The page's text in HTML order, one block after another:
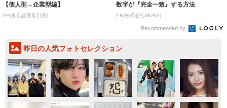
【個人型→企業型編】
PR(東京証券取引所)
数字が『完全一致』する方法
PR(株式会社MURA)
Recommended by
昨日の人気フォトセレクション